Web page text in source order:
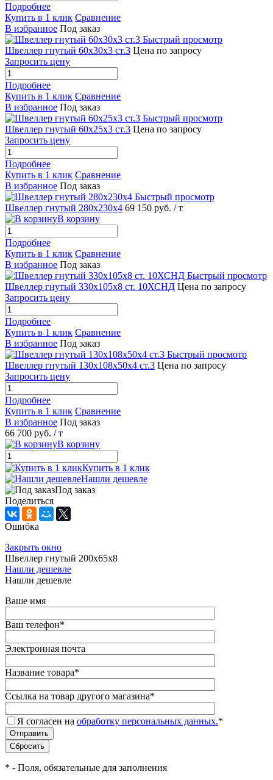
Подробнее
Купить в 1 клик Сравнение
В избранное Под заказ
Быстрый просмотр
Швеллер гнутый 60х30х3 ст.3 Цена по запросу
Запросить цену
Подробнее
Купить в 1 клик Сравнение
В избранное Под заказ
Быстрый просмотр
Швеллер гнутый 60х25х3 ст.3 Цена по запросу
Запросить цену
Подробнее
Купить в 1 клик Сравнение
В избранное Под заказ
Быстрый просмотр
Швеллер гнутый 280х230х4 69 150 руб. / т
В корзину
Подробнее
Купить в 1 клик Сравнение
В избранное Под заказ
Быстрый просмотр
Швеллер гнутый 330х105х8 ст. 10ХСНД Цена по запросу
Запросить цену
Подробнее
Купить в 1 клик Сравнение
В избранное Под заказ
Быстрый просмотр
Швеллер гнутый 130х108х50х4 ст.3 Цена по запросу
Запросить цену
Подробнее
Купить в 1 клик Сравнение
В избранное Под заказ
66 700 руб. / т
В корзину
Купить в 1 клик
Нашли дешевле
Под заказ
Поделиться
Ошибка
Закрыть окно
Швеллер гнутый 200х65х8
Нашли дешевле
Нашли дешевле
Ваше имя
Ваш телефон*
Электронная почта
Название товара*
Ссылка на товар другого магазина*
Я согласен на обработку персональных данных.*
* - Поля, обязательные для заполнения